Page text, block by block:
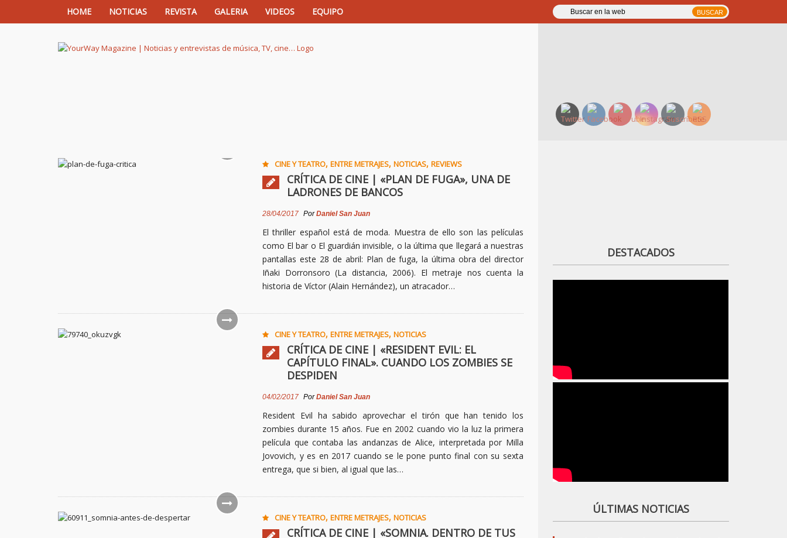
HOME NOTICIAS REVISTA GALERIA VIDEOS EQUIPO
CINE Y TEATRO, ENTRE METRAJES, NOTICIAS, REVIEWS
CRÍTICA DE CINE | «PLAN DE FUGA», UNA DE
LADRONES DE BANCOS
28/04/2017 PorDaniel San Juan
El thriller español está de moda. Muestra de ello son las películas
como El bar o El guardián invisible, o la última que llegará a nuestras
pantallas este 28 de abril: Plan de fuga, la última obra del director
Iñaki Dorronsoro (La distancia, 2006). El metraje nos cuenta la
historia de Víctor (Alain Hernández), un atracador…
CINE Y TEATRO, ENTRE METRAJES, NOTICIAS
CRÍTICA DE CINE | «RESIDENT EVIL: EL
CAPÍTULO FINAL». CUANDO LOS ZOMBIES SE
DESPIDEN
04/02/2017 PorDaniel San Juan
Resident Evil ha sabido aprovechar el tirón que han tenido los
zombies durante 15 años. Fue en 2002 cuando vio la luz la primera
película que contaba las andanzas de Alice, interpretada por Milla
Jovovich, y es en 2017 cuando se le pone punto final con su sexta
entrega, que si bien, al igual que las…
CINE Y TEATRO, ENTRE METRAJES, NOTICIAS
CRÍTICA DE CINE | «SOMNIA. DENTRO DE TUS
DESTACADOS
ÚLTIMAS NOTICIAS